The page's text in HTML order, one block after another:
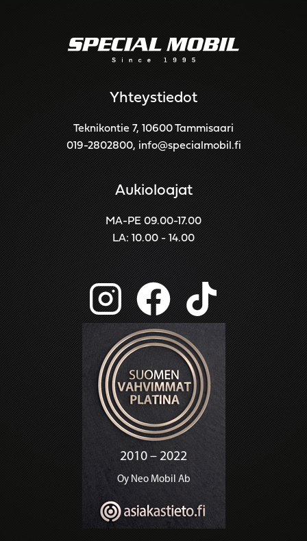
Yhteystiedot
Teknikontie 7, 10600 Tammisaari
019-2802800, info@specialmobil.fi
Aukioloajat
MA-PE 09.00-17.00
LA: 10.00 - 14.00